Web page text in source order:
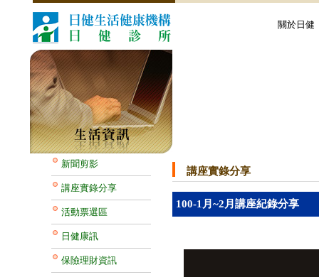
關於日健
新聞剪影
講座實錄分享
活動票選區
日健康訊
保險理財資訊
講座實錄分享
100-1月~2月講座紀錄分享